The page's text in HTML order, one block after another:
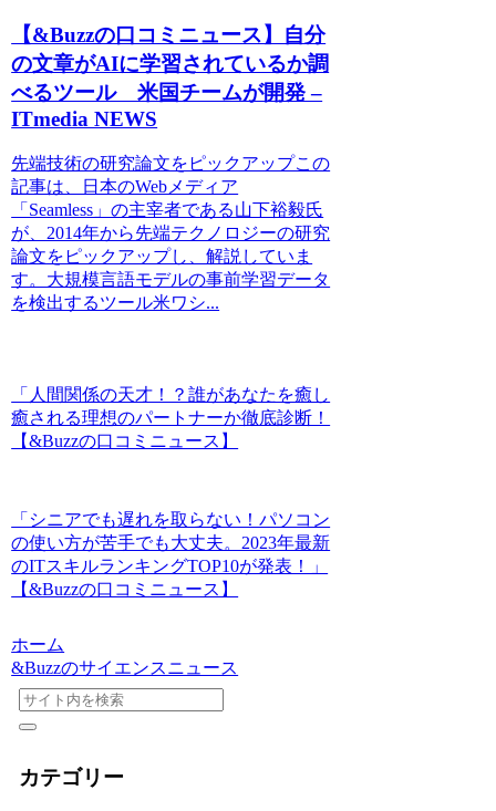
【&Buzzの口コミニュース】自分
の文章がAIに学習されているか調
べるツール 米国チームが開発 –
ITmedia NEWS
先端技術の研究論文をピックアップこの
記事は、日本のWebメディア
「Seamless」の主宰者である山下裕毅氏
が、2014年から先端テクノロジーの研究
論文をピックアップし、解説していま
す。大規模言語モデルの事前学習データ
を検出するツール米ワシ...
「人間関係の天才！？誰があなたを癒し
癒される理想のパートナーか徹底診断！
【&Buzzの口コミニュース】
「シニアでも遅れを取らない！パソコン
の使い方が苦手でも大丈夫。2023年最新
のITスキルランキングTOP10が発表！」
【&Buzzの口コミニュース】
ホーム
&Buzzのサイエンスニュース
カテゴリー